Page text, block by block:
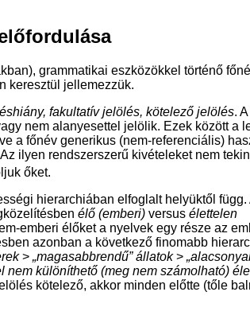
grammatikai eszközökkel történő
keresztül jellemezzük.
fakultatív jelölés, kötelező jelölés.
nem alanyesettel jelölik. Ezek között a
a főnév generikus (nem-referenciális)
ilyen rendszerszerű kivételeket nem
őket.
hierarchiában elfoglalt helyüktől függ.
élő (emberi) versusélettelen
emberi élőket a nyelvek egy része az
azonban a következő finomabb
>„magasabbrendű” állatok>
nem különíthető (meg nem számolható)
kötelező, akkor minden előtte (tőle